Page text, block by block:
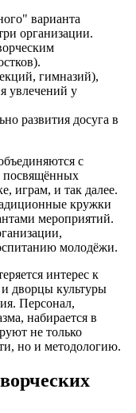
варианта
организации.
гимназий),
увлечений у
развития досуга в
с
посвящённых
играм, и так далее.
кружки
мероприятий.
молодёжи.
интерес к
дворцы культуры
Персонал,
набирается в
не только
но и методологию.